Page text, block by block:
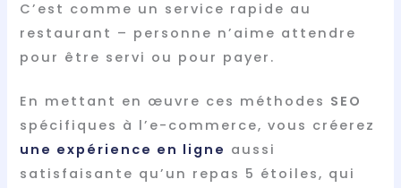
C’est comme un service rapide au
restaurant – personne n’aime attendre
pour être servi ou pour payer.
En mettant en œuvre ces méthodes SEO
spécifiques à l’e-commerce, vous créerez
une expérience en ligne aussi
satisfaisante qu’un repas 5 étoiles, qui